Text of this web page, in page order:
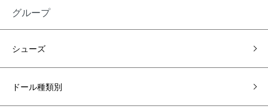
グループ
シューズ
ドール種類別